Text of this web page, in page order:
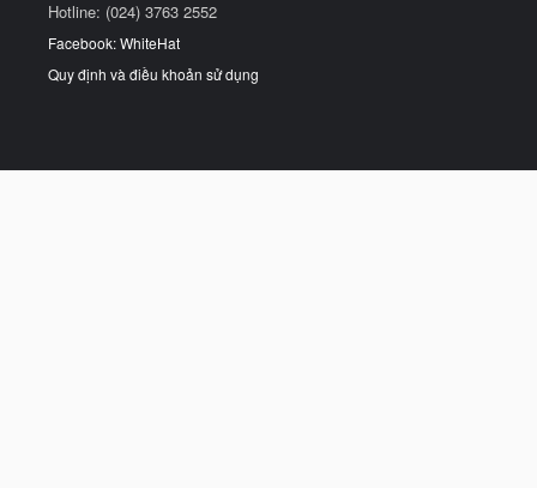
Hotline: (024) 3763 2552
Facebook: WhiteHat
Quy định và điều khoản sử dụng